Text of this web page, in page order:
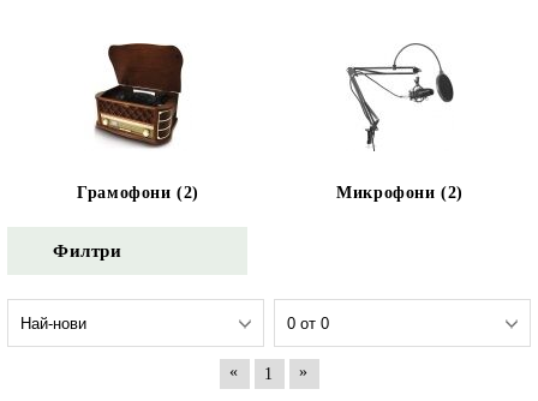
Грамофони (2) Микрофони (2)
Филтри
« 1 »